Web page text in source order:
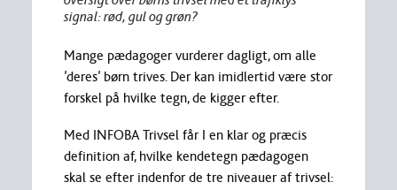
signal: rød, gul og grøn?
Mange pædagoger vurderer dagligt, om alle
’deres’ børn trives. Der kan imidlertid være stor
forskel på hvilke tegn, de kigger efter.
Med INFOBA Trivsel får I en klar og præcis
definition af, hvilke kendetegn pædagogen
skal se efter indenfor de tre niveauer af trivsel: